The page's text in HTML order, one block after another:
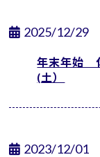
2025/12/29
年末年始
(土）
2023/12/01